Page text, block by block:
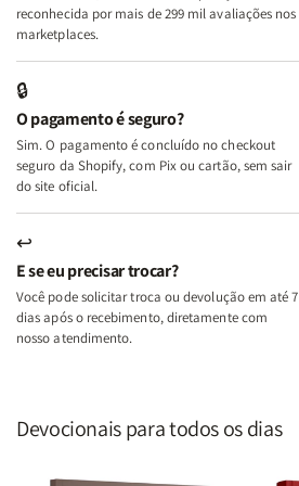
A
Mulher
Lar
A
Lar
reconhecida por mais de 299 mil avaliações nos
marketplaces.
🔒
O pagamento é seguro?
Sim. O pagamento é concluído no checkout
seguro da Shopify, com Pix ou cartão, sem sair
do site oficial.
↩
E se eu precisar trocar?
Você pode solicitar troca ou devolução em até 7
dias após o recebimento, diretamente com
nosso atendimento.
Devocionais para todos os dias